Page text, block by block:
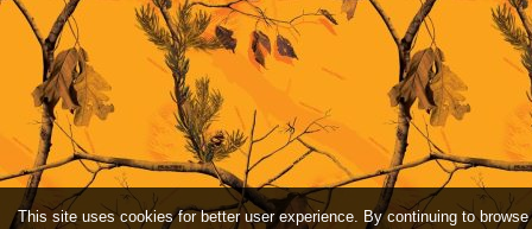
This site uses cookies for better user experience. By continuing to